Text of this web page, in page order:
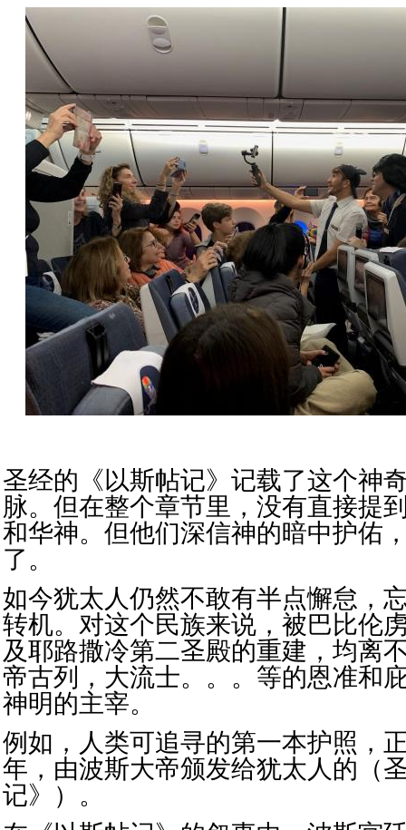
圣经的《以斯帖记》记载了这个神
脉。但在整个章节里，没有直接提
和华神。但他们深信神的暗中护佑
了。
如今犹太人仍然不敢有半点懈怠，
转机。对这个民族来说，被巴比伦
及耶路撒冷第二圣殿的重建，均离
帝古列，大流士。。。等的恩准和
神明的主宰。
例如，人类可追寻的第一本护照，
年，由波斯大帝颁发给犹太人的（
记》）。